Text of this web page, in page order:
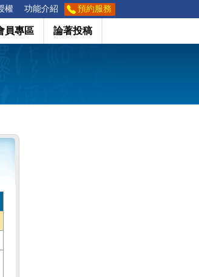
權 功能介紹 預約服務
員專區 論著投稿